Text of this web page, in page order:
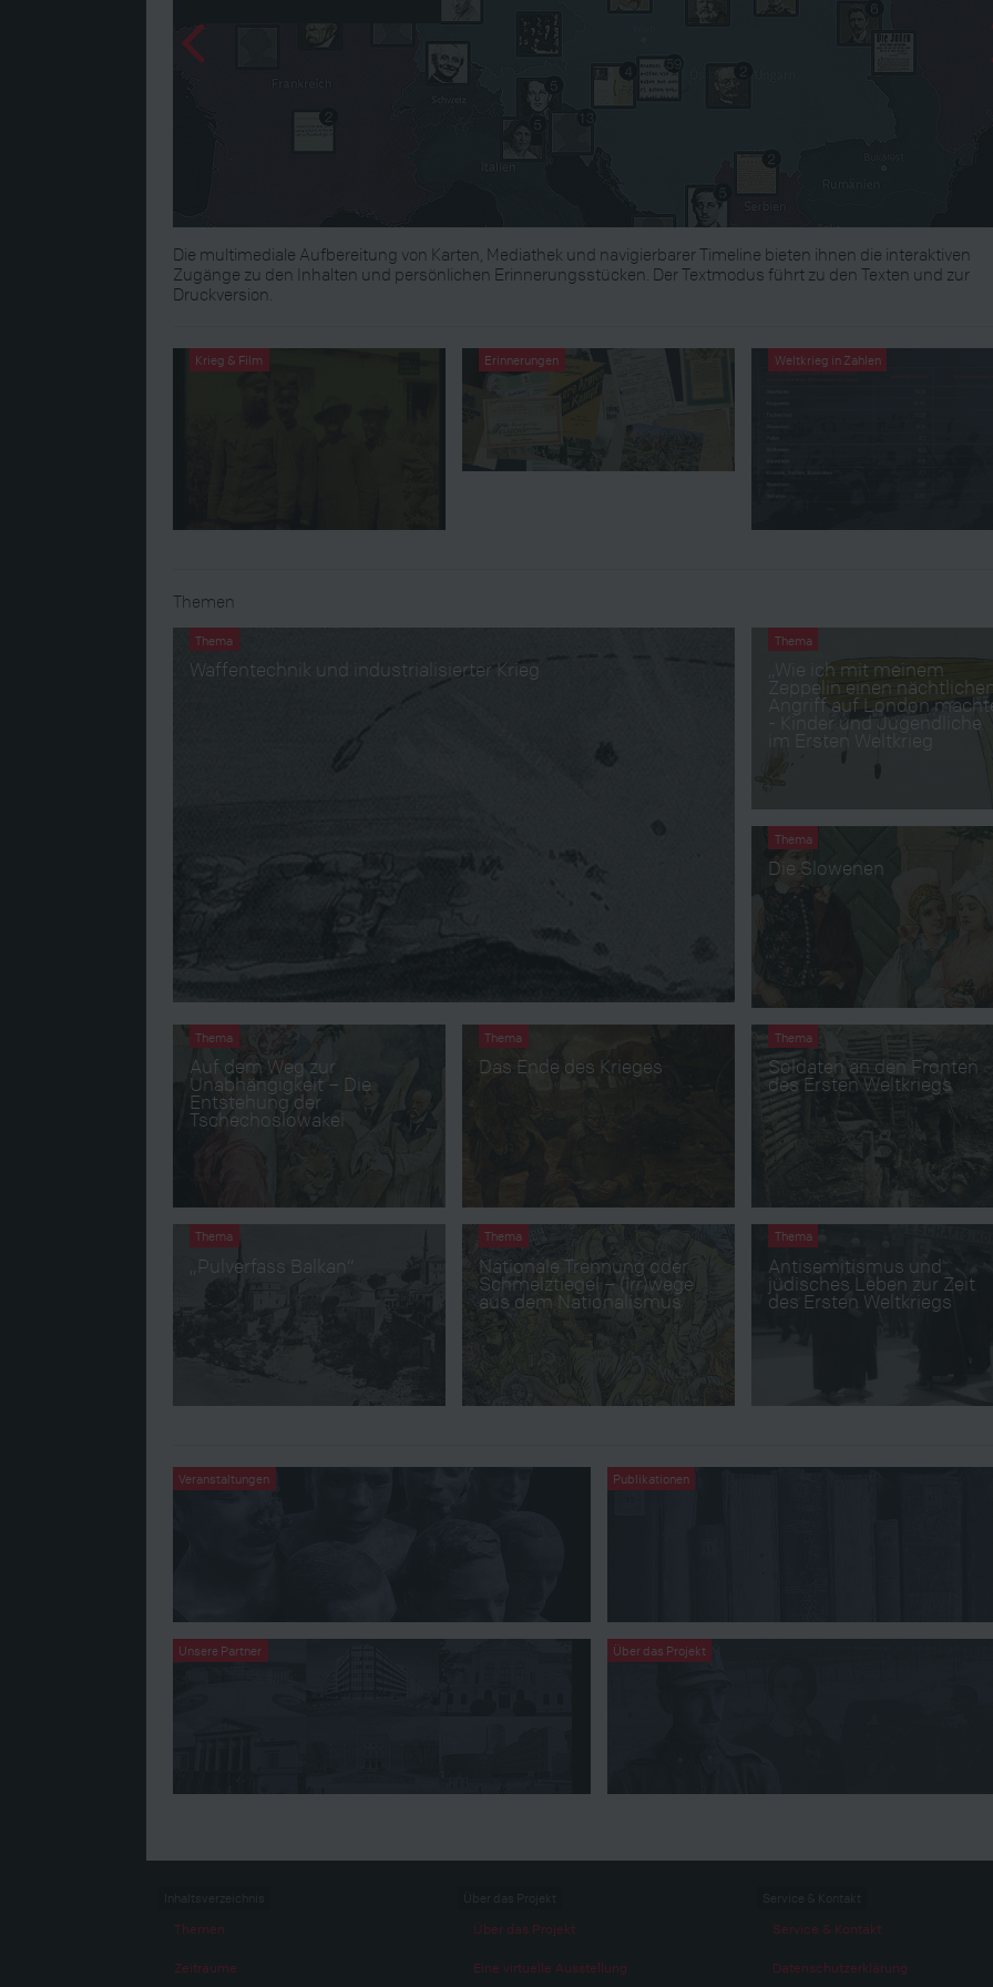
Die multimediale Aufbereitung von Karten, Mediathek und navigierbarer Timeline bieten ihnen die interaktiven
Zugänge zu den Inhalten und persönlichen Erinnerungsstücken. Der Textmodus führt zu den Texten und zur
Druckversion.
Krieg & Film Erinnerungen Weltkrieg in Zahlen
Themen
Thema
Waffentechnik und industrialisierter Krieg
Thema
„Wie ich mit meinem
Zeppelin einen
Angriff auf London
- Kinder und Jugendliche
im Ersten Weltkrieg
Thema
Die Slowenen
Thema
Auf dem Weg zur
Unabhängigkeit – Die
Entstehung der
Tschechoslowakei
Thema
Das Ende des Krieges
Thema
Soldaten an den Fronten
des Ersten Weltkriegs
Thema
„Pulverfass Balkan“
Thema
Nationale Trennung oder
Schmelztiegel – (Irr)wege
aus dem Nationalismus
Thema
Antisemitismus und
jüdisches Leben zur Zeit
des Ersten Weltkriegs
Veranstaltungen Publikationen
Unsere Partner Über das Projekt
Themen
Zeiträume
Über das Projekt
Eine virtuelle Ausstellung
Service & Kontakt
Datenschutzerklärung